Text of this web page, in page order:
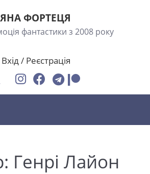
ФОРТЕЦЯ
фантастики з 2008 року
Вхід/ Реєстрація
Генрі Лайон